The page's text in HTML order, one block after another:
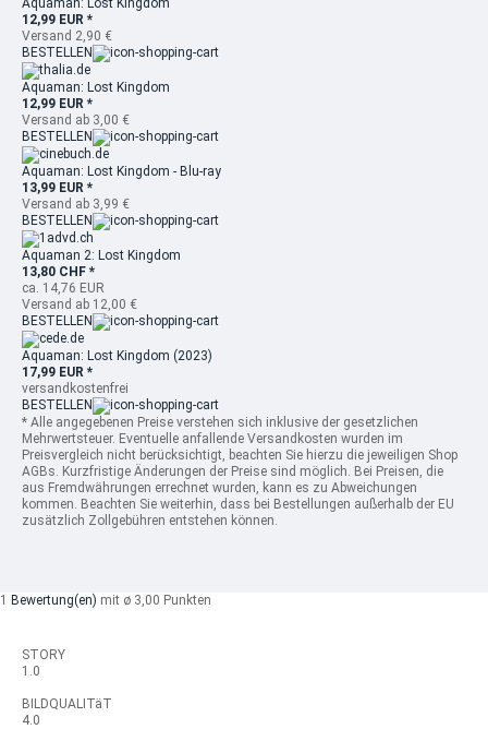
Aquaman: Lost Kingdom
12,99 EUR *
Versand 2,90 €
BESTELLEN
Aquaman: Lost Kingdom
12,99 EUR *
Versand ab 3,00 €
BESTELLEN
Aquaman: Lost Kingdom - Blu-ray
13,99 EUR *
Versand ab 3,99 €
BESTELLEN
Aquaman 2: Lost Kingdom
13,80 CHF *
ca. 14,76 EUR
Versand ab 12,00 €
BESTELLEN
Aquaman: Lost Kingdom (2023)
17,99 EUR *
versandkostenfrei
BESTELLEN
* Alle angegebenen Preise verstehen sich inklusive der gesetzlichen
Mehrwertsteuer. Eventuelle anfallende Versandkosten wurden im
Preisvergleich nicht berücksichtigt, beachten Sie hierzu die jeweiligen Shop
AGBs. Kurzfristige Änderungen der Preise sind möglich. Bei Preisen, die
aus Fremdwährungen errechnet wurden, kann es zu Abweichungen
kommen. Beachten Sie weiterhin, dass bei Bestellungen außerhalb der EU
zusätzlich Zollgebühren entstehen können.
1 Bewertung(en) mit ø 3,00 Punkten
STORY
1.0
BILDQUALITäT
4.0